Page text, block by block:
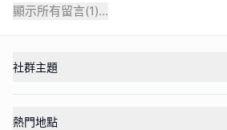
顯示所有留言(1)...
社群主題
熱門地點